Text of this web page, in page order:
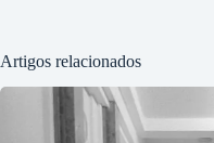
Artigos relacionados